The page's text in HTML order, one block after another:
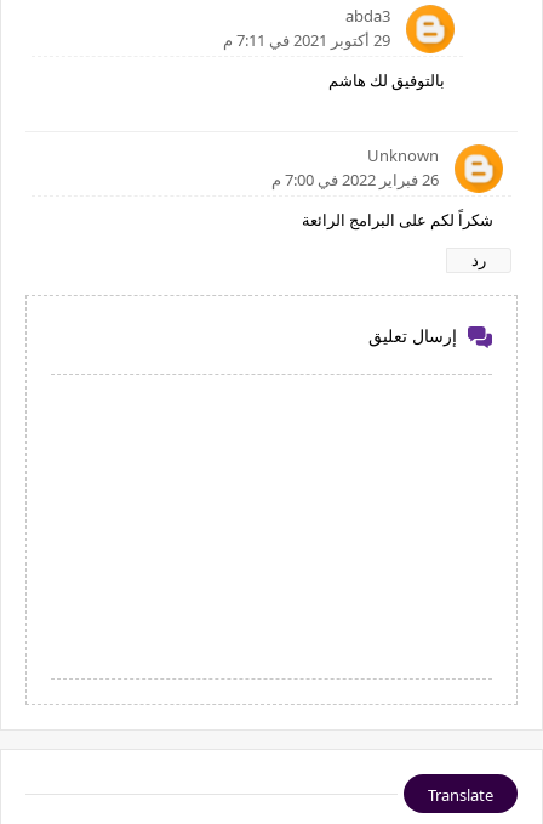
abda3
29 أكتوبر 2021 في 7:11 م
بالتوفيق لك هاشم
Unknown
26 فبراير 2022 في 7:00 م
شكراً لكم على البرامج الرائعة
رد
إرسال تعليق
Translate